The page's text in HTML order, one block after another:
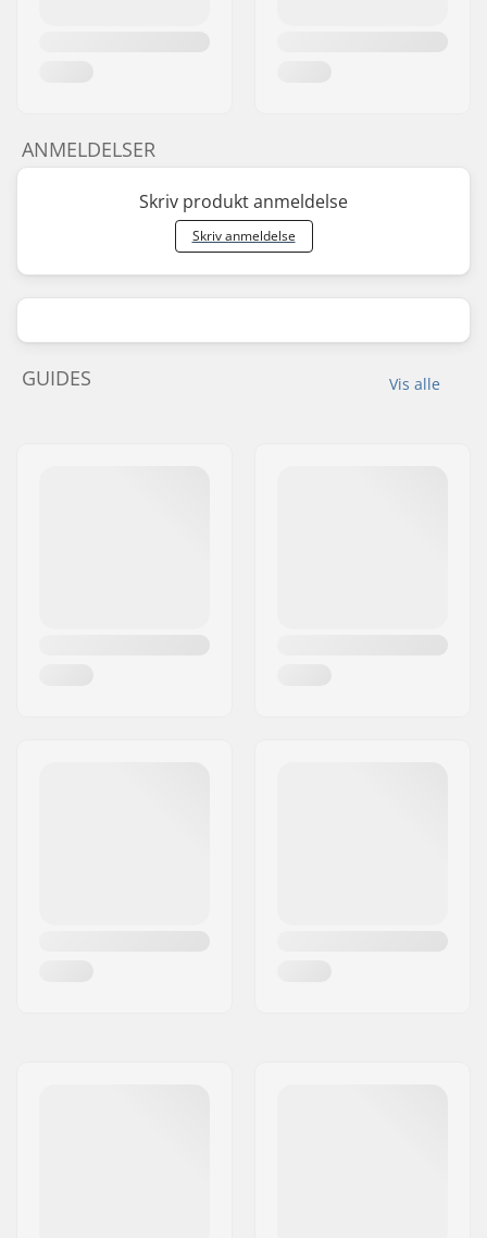
ANMELDELSER
Skriv produkt anmeldelse
Skriv anmeldelse
Vis alle
GUIDES